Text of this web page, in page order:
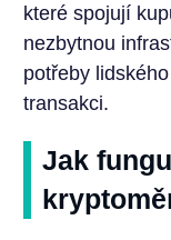
které spojují
nezbytnou
potřeby
transakci.
Jak